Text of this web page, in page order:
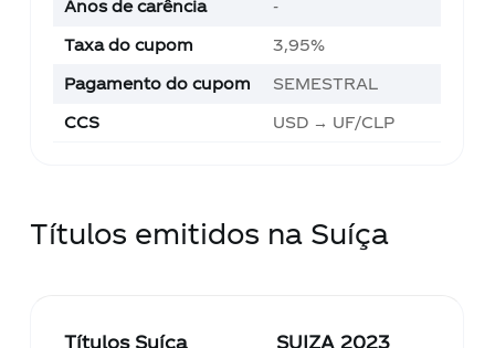
Anos de carência -
Taxa do cupom 3,95%
Pagamento do cupom SEMESTRAL
CCS USD → UF/CLP
Títulos emitidos na Suíça
Títulos Suíça SUIZA 2023